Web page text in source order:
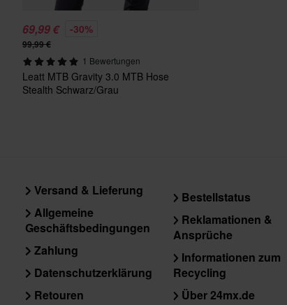
69,99 € -30%
99,99 €
1 Bewertungen
Leatt MTB Gravity 3.0 MTB Hose
Stealth Schwarz/Grau
Versand & Lieferung
Allgemeine
Geschäftsbedingungen
Zahlung
Datenschutzerklärung
Retouren
Bestellstatus
Reklamationen &
Ansprüche
Informationen zum
Recycling
Über 24mx.de